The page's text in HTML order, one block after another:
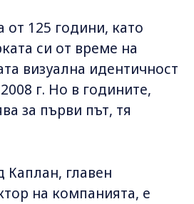
от 125 години, като
си от време на
визуална идентичност
г. Но в годините,
за първи път, тя
Каплан, главен
на компанията, е